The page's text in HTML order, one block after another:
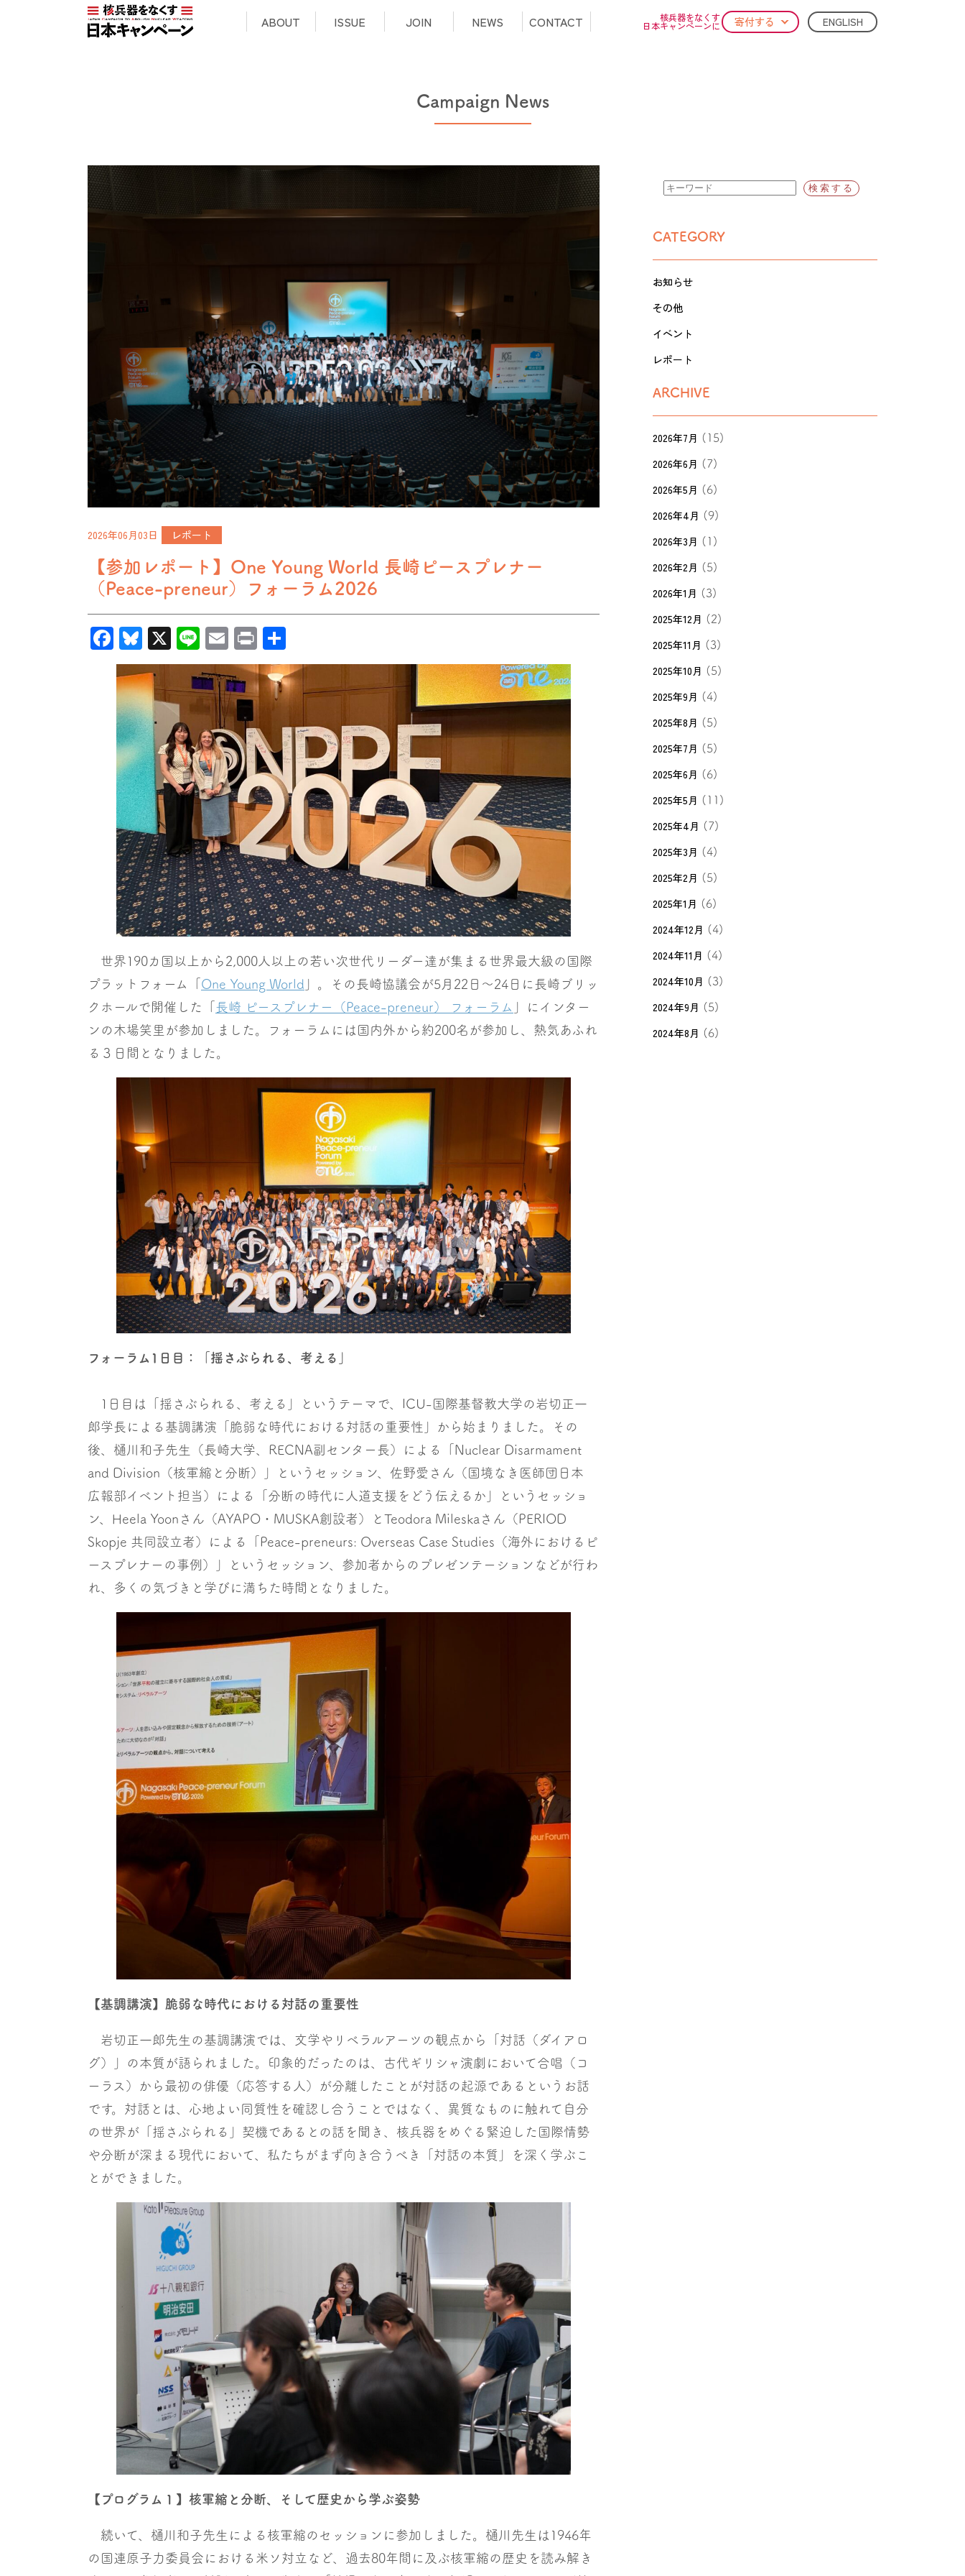
ABOUT ISSUE JOIN NEWS CONTACT 核兵器をなくす
日本キャンペーンに 寄付する ENGLISH
Campaign News
2026年06月03日 レポート
【参加レポート】One Young World 長崎ピースプレナー
（Peace-preneur）フォーラム2026
Facebook
Bluesky
X LineEmailPrint
有
世界190カ国以上から2,000⼈以上の若い次世代リーダー達が集まる世界最大級の国際
プラットフォーム「 One Young World 」。その長崎協議会が5月22日～24日に長崎ブリッ
クホールで開催した「 長崎 ピースプレナー（Peace-preneur） フォーラム
」にインター
ンの木場笑里が参加しました。フォーラムには国内外から約200名が参加し、熱気あふれ
る３日間となりました。
フォーラム1日目：「揺さぶられる、考える」
1日目は「揺さぶられる、考える」というテーマで、ICU-国際基督教大学の岩切正一
郎学長による基調講演「脆弱な時代における対話の重要性」から始まりました。その
後、樋川和子先生（長崎大学、RECNA副センター長）による「Nuclear Disarmament
and Division（核軍縮と分断）」というセッション、佐野愛さん（国境なき医師団日本
広報部イベント担当）による「分断の時代に人道支援をどう伝えるか」というセッショ
ン、Heela Yoonさん（AYAPO・MUSKA創設者）とTeodora Mileskaさん（PERIOD
Skopje 共同設立者）による「Peace-preneurs: Overseas Case Studies（海外におけるピ
ースプレナーの事例）」というセッション、参加者からのプレゼンテーションなどが行わ
れ、多くの気づきと学びに満ちた時間となりました。
【基調講演】脆弱な時代における対話の重要性
岩切正一郎先生の基調講演では、文学やリベラルアーツの観点から「対話（ダイアロ
グ）」の本質が語られました。印象的だったのは、古代ギリシャ演劇において合唱（コ
ーラス）から最初の俳優（応答する人）が分離したことが対話の起源であるというお話
です。対話とは、心地よい同質性を確認し合うことではなく、異質なものに触れて自分
の世界が「揺さぶられる」契機であるとの話を聞き、核兵器をめぐる緊迫した国際情勢
や分断が深まる現代において、私たちがまず向き合うべき「対話の本質」を深く学ぶこ
とができました。
【プログラム１】核軍縮と分断、そして歴史から学ぶ姿勢
続いて、樋川和子先生による核軍縮のセッションに参加しました。樋川先生は1946年
の国連原子力委員会における米ソ対立など、過去80年間に及ぶ核軍縮の歴史を読み解き
CATEGORY
お知らせ
その他
イベント
レポート
ARCHIVE
2026年7月 (15)
2026年6月 (7)
2026年5月 (6)
2026年4月 (9)
2026年3月 (1)
2026年2月 (5)
2026年1月 (3)
2025年12月 (2)
2025年11月 (3)
2025年10月 (5)
2025年9月 (4)
2025年8月 (5)
2025年7月 (5)
2025年6月 (6)
2025年5月 (11)
2025年4月 (7)
2025年3月 (4)
2025年2月 (5)
2025年1月 (6)
2024年12月 (4)
2024年11月 (4)
2024年10月 (3)
2024年9月 (5)
2024年8月 (6)